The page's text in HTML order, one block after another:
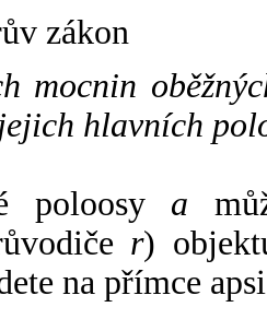
zákon
mocnin
hlavních
poloosy a
r)
na přímce